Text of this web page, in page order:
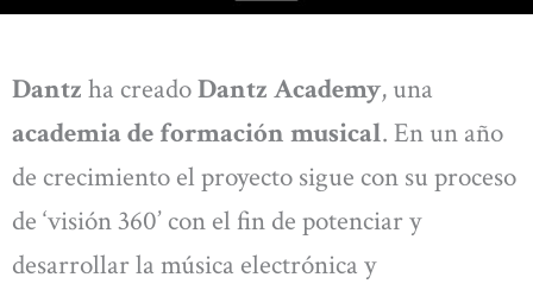
Dantz ha creadoDantz Academy, una
academia de formación musical. En un año
de crecimiento el proyecto sigue con su proceso
de ‘visión 360’ con el fin de potenciar y
desarrollar la música electrónica y